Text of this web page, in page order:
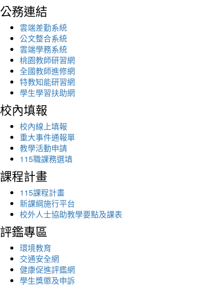
公務連結
雲端差勤系統
公文整合系統
雲端學務系統
桃園教師研習網
全國教師進修網
特教知能研習網
學生學習扶助網
校內填報
校內線上填報
重大事件通報單
教學活動申請
115職課務選填
課程計畫
115課程計畫
新課綱施行平台
校外人士協助教學要點及課表
評鑑專區
環境教育
交通安全網
健康促進評鑑網
學生獎懲及申訴